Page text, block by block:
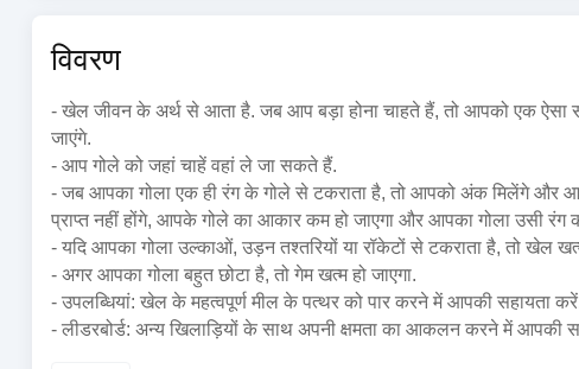
विवरण
- खेल जीवन के अर्थ से आता है. जब आप बड़ा होना चाहते हैं, तो आपको एक ऐसा
जाएंगे.
- आप गोले को जहां चाहें वहां ले जा सकते हैं.
- जब आपका गोला एक ही रंग के गोले से टकराता है, तो आपको अंक मिलेंगे
प्राप्त नहीं होंगे, आपके गोले का आकार कम हो जाएगा और आपका गोला उसी
- यदि आपका गोला उल्काओं, उड़न तश्तरियों या रॉकेटों से टकराता है, तो खेल
- अगर आपका गोला बहुत छोटा है, तो गेम खत्म हो जाएगा.
- उपलब्धियां: खेल के महत्वपूर्ण मील के पत्थर को पार करने में आपकी सहायता
- लीडरबोर्ड: अन्य खिलाड़ियों के साथ अपनी क्षमता का आकलन करने में आपकी